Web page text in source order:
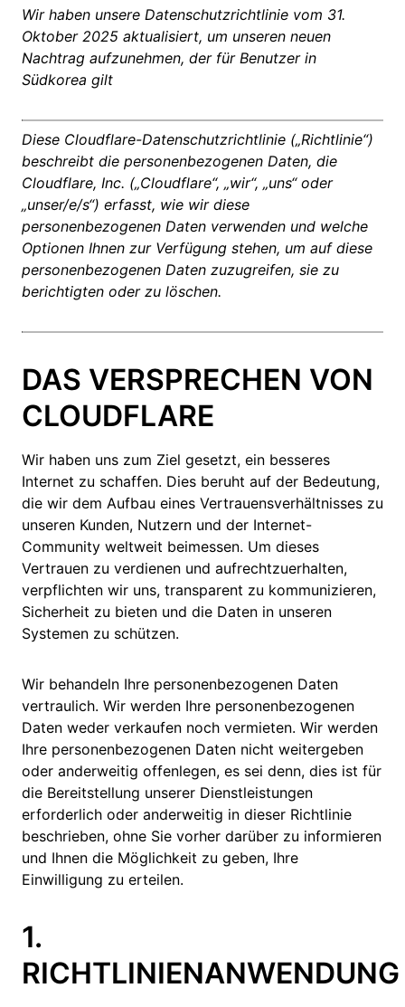
Wir haben unsere Datenschutzrichtlinie vom 31.
Oktober 2025 aktualisiert, um unseren neuen
Nachtrag aufzunehmen, der für Benutzer in
Südkorea gilt
Diese Cloudflare-Datenschutzrichtlinie („Richtlinie“)
beschreibt die personenbezogenen Daten, die
Cloudflare, Inc. („Cloudflare“, „wir“, „uns“ oder
„unser/e/s“) erfasst, wie wir diese
personenbezogenen Daten verwenden und welche
Optionen Ihnen zur Verfügung stehen, um auf diese
personenbezogenen Daten zuzugreifen, sie zu
berichtigten oder zu löschen.
DAS VERSPRECHEN VON
CLOUDFLARE
Wir haben uns zum Ziel gesetzt, ein besseres
Internet zu schaffen. Dies beruht auf der Bedeutung,
die wir dem Aufbau eines Vertrauensverhältnisses zu
unseren Kunden, Nutzern und der Internet-
Community weltweit beimessen. Um dieses
Vertrauen zu verdienen und aufrechtzuerhalten,
verpflichten wir uns, transparent zu kommunizieren,
Sicherheit zu bieten und die Daten in unseren
Systemen zu schützen.
Wir behandeln Ihre personenbezogenen Daten
vertraulich. Wir werden Ihre personenbezogenen
Daten weder verkaufen noch vermieten. Wir werden
Ihre personenbezogenen Daten nicht weitergeben
oder anderweitig offenlegen, es sei denn, dies ist für
die Bereitstellung unserer Dienstleistungen
erforderlich oder anderweitig in dieser Richtlinie
beschrieben, ohne Sie vorher darüber zu informieren
und Ihnen die Möglichkeit zu geben, Ihre
Einwilligung zu erteilen.
1.
RICHTLINIENANWENDUNG